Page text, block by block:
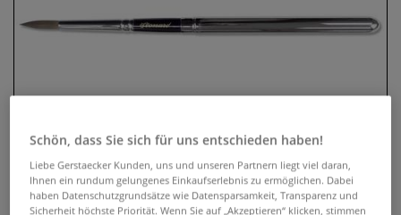
Schön, dass Sie sich für uns entschieden haben!
Liebe Gerstaecker Kunden, uns und unseren Partnern liegt viel daran,
Ihnen ein rundum gelungenes Einkaufserlebnis zu ermöglichen. Dabei
haben Datenschutzgrundsätze wie Datensparsamkeit, Transparenz und
Sicherheit höchste Priorität. Wenn Sie auf „Akzeptieren“ klicken, stimmen